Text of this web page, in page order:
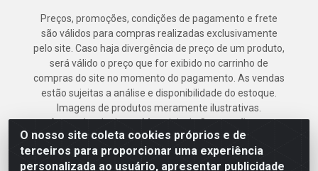
O nosso site coleta cookies próprios e de
terceiros para proporcionar uma experiência
personalizada ao usuário, apresentar publicidade
Preços, promoções, condições de pagamento e frete
são válidos para compras realizadas exclusivamente
pelo site. Caso haja divergência de preço de um produto,
será válido o preço que for exibido no carrinho de
compras do site no momento do pagamento. As vendas
estão sujeitas a análise e disponibilidade do estoque.
Imagens de produtos meramente ilustrativas.
Armazém Jenipapo Materiais de Construção em
Geral LTDA - Rua das Flores, 2691 - Guabiraba,
Recife/PE - CEP 52.291-630 - CNPJ
41.097.379/0001-